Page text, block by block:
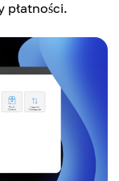
płatności.